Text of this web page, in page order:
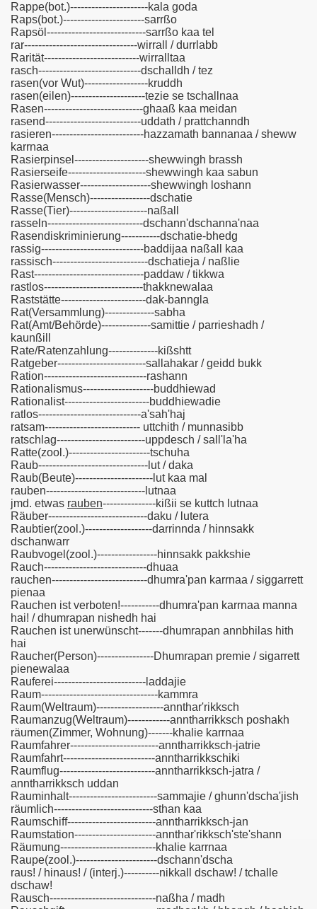
Rappe(bot.)----------------------kala goda
Raps(bot.)-----------------------sarrßo
Rapsöl----------------------------sarrßo kaa tel
rar--------------------------------wirrall / durrlabb
Rarität---------------------------wirralltaa
rasch-----------------------------dschalldh / tez
rasen(vor Wut)------------------kruddh
rasen(eilen)---------------------tezie se tschallnaa
Rasen----------------------------ghaaß kaa meidan
rasend---------------------------uddath / prattchanndh
rasieren--------------------------hazzamath bannanaa / sheww
karrnaa
Rasierpinsel---------------------shewwingh brassh
Rasierseife----------------------shewwingh kaa sabun
Rasierwasser--------------------shewwingh loshann
Rasse(Mensch)-----------------dschatie
Rasse(Tier)----------------------naßall
rasseln---------------------------dschann'dschanna'naa
Rasendiskriminierung-----------dschatie-bhedg
rassig-----------------------------baddijaa naßall kaa
rassisch---------------------------dschatieja / naßlie
Rast-------------------------------paddaw / tikkwa
rastlos----------------------------thakknewalaa
Raststätte------------------------dak-banngla
Rat(Versammlung)--------------sabha
Rat(Amt/Behörde)--------------samittie / parrieshadh /
kaunßill
Rate/Ratenzahlung--------------kißshtt
Ratgeber-------------------------sallahakar / geidd bukk
Ration-----------------------------rashann
Rationalismus--------------------buddhiewad
Rationalist------------------------buddhiewadie
ratlos-----------------------------a'sah'haj
ratsam--------------------------- uttchith / munnasibb
ratschlag-------------------------uppdesch / sall'la'ha
Ratte(zool.)-----------------------tschuha
Raub-------------------------------lut / daka
Raub(Beute)----------------------lut kaa mal
rauben----------------------------lutnaa
jmd. etwas rauben---------------kißii se kuttch lutnaa
Räuber----------------------------daku / lutera
Raubtier(zool.)-------------------darrinnda / hinnsakk
dschanwarr
Raubvogel(zool.)-----------------hinnsakk pakkshie
Rauch-----------------------------dhuaa
rauchen---------------------------dhumra'pan karrnaa / siggarrett
pienaa
Rauchen ist verboten!-----------dhumra'pan karrnaa manna
hai! / dhumrapan nishedh hai
Rauchen ist unerwünscht-------dhumrapan annbhilas hith
hai
Raucher(Person)----------------Dhumrapan premie / sigarrett
pienewalaa
Rauferei--------------------------laddajie
Raum---------------------------------kammra
Raum(Weltraum)-------------------annthar'rikksch
Raumanzug(Weltraum)------------anntharrikksch poshakh
räumen(Zimmer, Wohnung)-------khalie karrnaa
Raumfahrer-------------------------anntharrikksch-jatrie
Raumfahrt--------------------------anntharrikkschiki
Raumflug---------------------------anntharrikksch-jatra /
anntharrikksch uddan
Rauminhalt-------------------------sammajie / ghunn'dscha'jish
räumlich----------------------------sthan kaa
Raumschiff-------------------------anntharrikksch-jan
Raumstation-----------------------annthar'rikksch'ste'shann
Räumung---------------------------khalie karrnaa
Raupe(zool.)-----------------------dschann'dscha
raus! / hinaus! / (interj.)----------nikkall dschaw! / tchalle
dschaw!
Rausch------------------------------naßha / madh